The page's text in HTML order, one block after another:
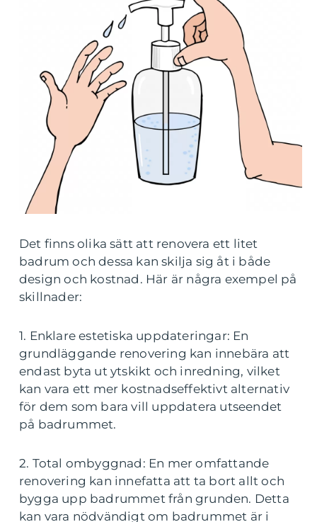
Det finns olika sätt att renovera ett litet
badrum och dessa kan skilja sig åt i både
design och kostnad. Här är några exempel på
skillnader:
1. Enklare estetiska uppdateringar: En
grundläggande renovering kan innebära att
endast byta ut ytskikt och inredning, vilket
kan vara ett mer kostnadseffektivt alternativ
för dem som bara vill uppdatera utseendet
på badrummet.
2. Total ombyggnad: En mer omfattande
renovering kan innefatta att ta bort allt och
bygga upp badrummet från grunden. Detta
kan vara nödvändigt om badrummet är i